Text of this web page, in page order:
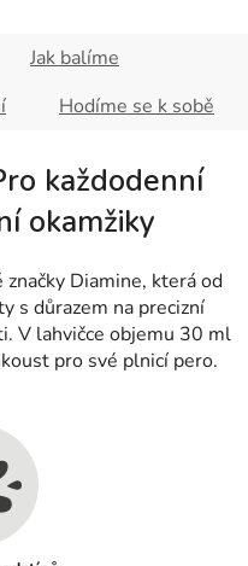
Jak balíme
Hodíme se k sobě
každodenní
okamžiky
Diamine, která od
s důrazem na precizní
V lahvičce objemu 30 ml
pro své plnicí pero.